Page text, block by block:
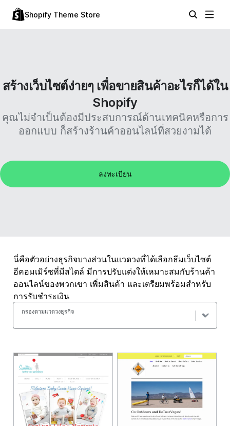
Shopify Theme Store
สร้างเว็บไซต์ง่ายๆ เพื่อขายสินค้าอะไรก็ได้ใน
Shopify
คุณไม่จำเป็นต้องมีประสบการณ์ด้านเทคนิคหรือการ
ออกแบบ ก็สร้างร้านค้าออนไลน์ที่สวยงามได้
ลงทะเบียน
นี่คือตัวอย่างธุรกิจบางส่วนในแวดวงที่ได้เลือกธีมเว็บไซต์
อีคอมเมิร์ซที่มีสไตล์ มีการปรับแต่งให้เหมาะสมกับร้านค้า
ออนไลน์ของพวกเขา เพิ่มสินค้า และเตรียมพร้อมสำหรับ
การรับชำระเงิน
กรองตามแวดวงธุรกิจ